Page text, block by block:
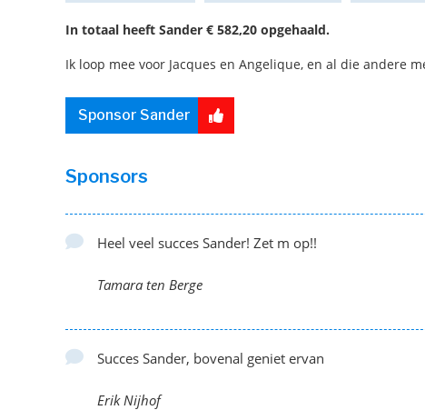
In totaal heeft Sander € 582,20 opgehaald.
Ik loop mee voor Jacques en Angelique, en al die andere
Sponsor Sander
Sponsors
Heel veel succes Sander! Zet m op!!
Tamara ten Berge
Succes Sander, bovenal geniet ervan
Erik Nijhof